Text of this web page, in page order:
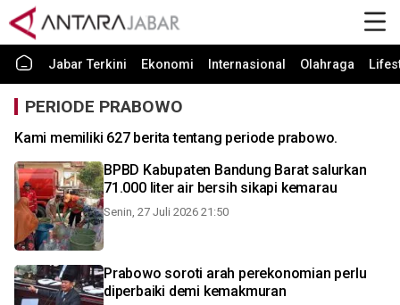
Jabar Terkini Ekonomi Internasional Olahraga
PERIODE PRABOWO
Kami memiliki 627 berita tentang periode prabowo.
BPBD Kabupaten Bandung Barat salurkan
71.000 liter air bersih sikapi kemarau
Senin, 27 Juli 2026 21:50
Prabowo soroti arah perekonomian perlu
diperbaiki demi kemakmuran